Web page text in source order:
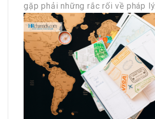
gặp phải những rắc rối về pháp lý.